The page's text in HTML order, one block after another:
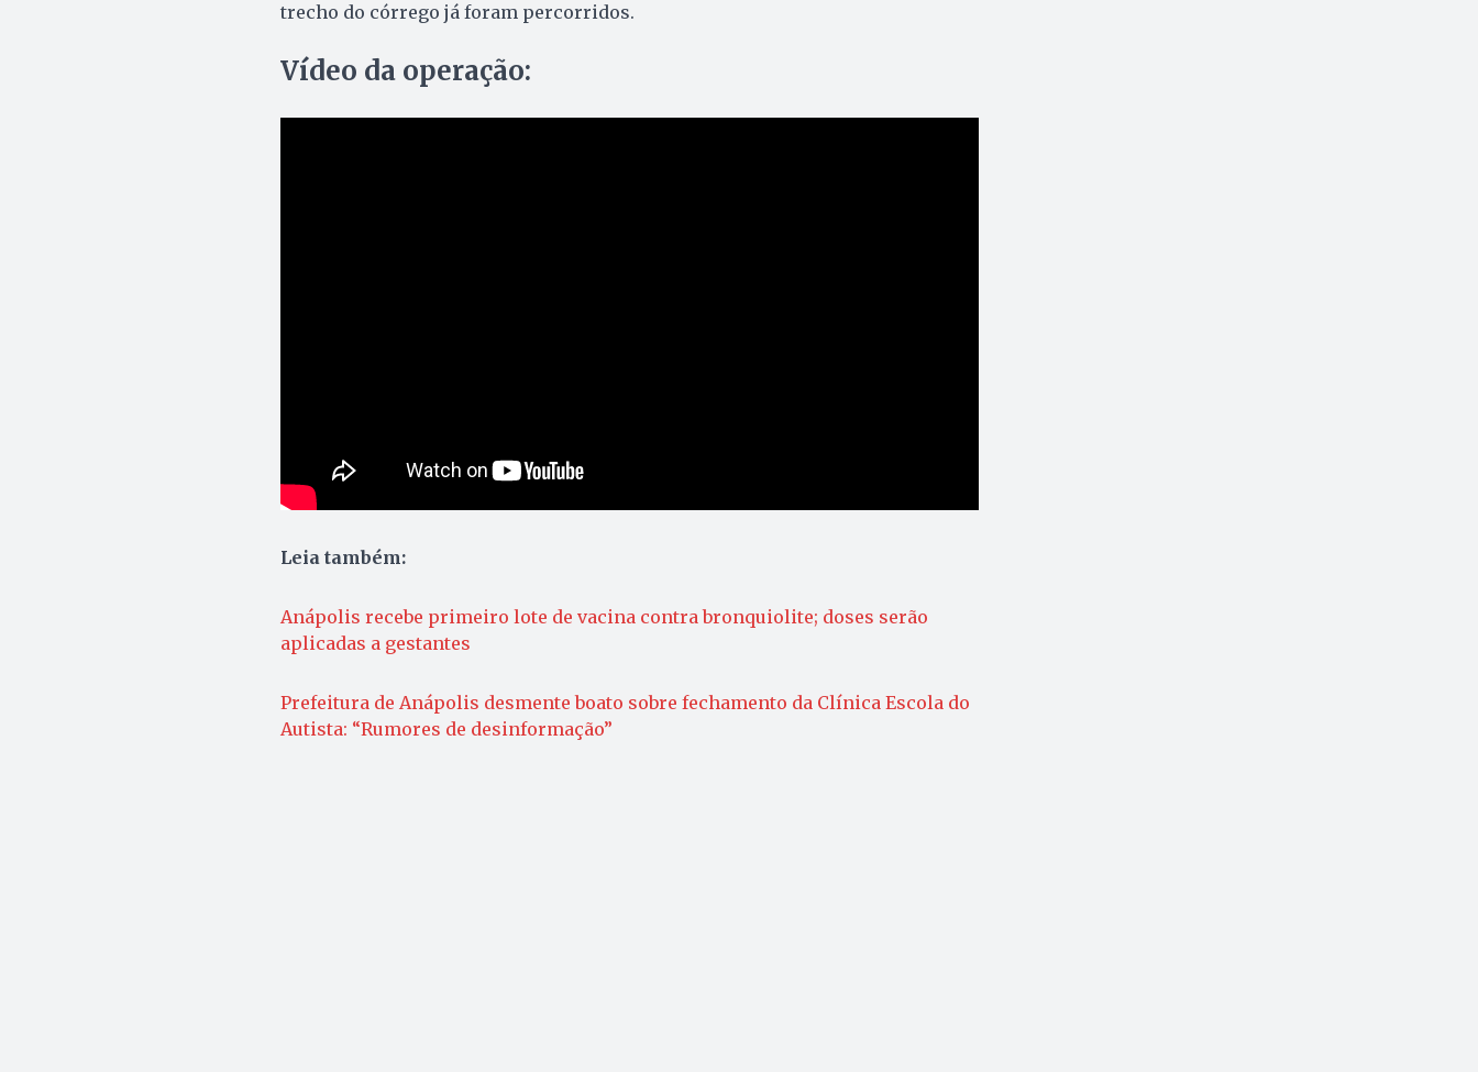
trecho do córrego já foram percorridos.
Vídeo da operação:
Leia também:
Anápolis recebe primeiro lote de vacina contra bronquiolite; doses serão
aplicadas a gestantes
Prefeitura de Anápolis desmente boato sobre fechamento da Clínica Escola do
Autista: “Rumores de desinformação”